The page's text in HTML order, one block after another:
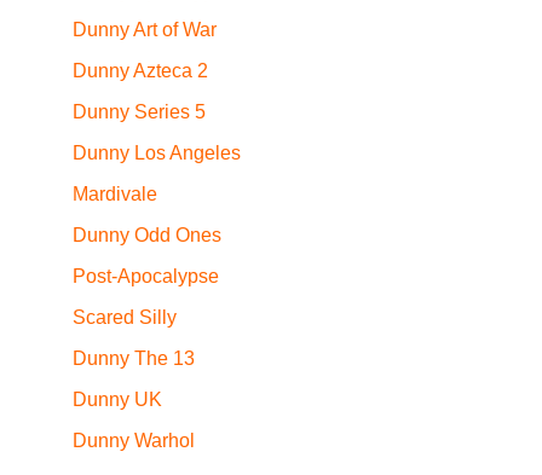
Dunny Art of War
Dunny Azteca 2
Dunny Series 5
Dunny Los Angeles
Mardivale
Dunny Odd Ones
Post-Apocalypse
Scared Silly
Dunny The 13
Dunny UK
Dunny Warhol